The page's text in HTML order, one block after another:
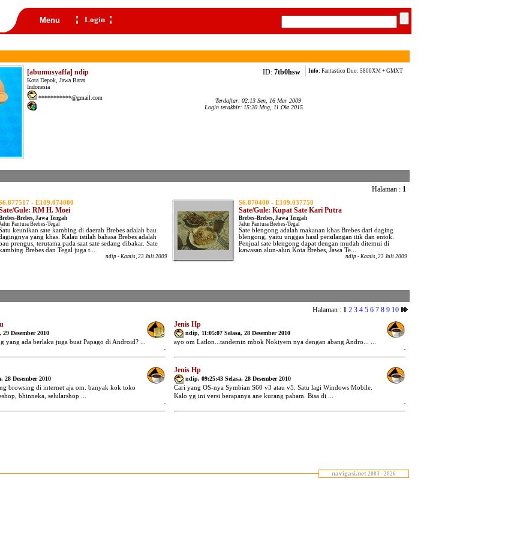
Menu Login
[abumusyaffa] ndip ID: 7tb0hsw
Kota Depok, Jawa Barat
Indonesia
***********@gmail.com
Terdaftar: 02:13 Sen, 16 Mar 2009
Login terakhir: 15:20 Mng, 11 Okt 2015
Info: Fantastico Duo: 5800XM + GMXT
navigasi.net 2003 - 2026